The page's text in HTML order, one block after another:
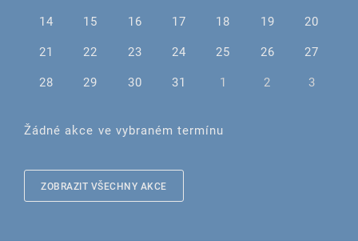
14
15 16 17 18 19
20
21
22 23 24 25 26
27
28
29 30 31 1 2 3
Žádné akce ve vybraném termínu
ZOBRAZIT VŠECHNY AKCE